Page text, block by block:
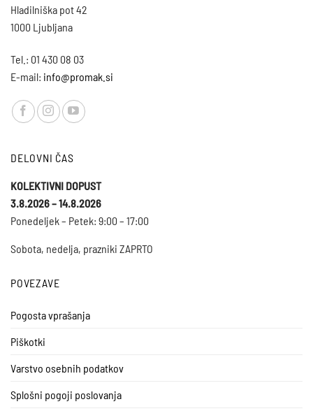
Hladilniška pot 42
1000 Ljubljana
Tel.: 01 430 08 03
E-mail: info@promak.si
DELOVNI ČAS
KOLEKTIVNI DOPUST
3.8.2026 – 14.8.2026
Ponedeljek – Petek: 9:00 – 17:00
Sobota, nedelja, prazniki ZAPRTO
POVEZAVE
Pogosta vprašanja
Piškotki
Varstvo osebnih podatkov
Splošni pogoji poslovanja